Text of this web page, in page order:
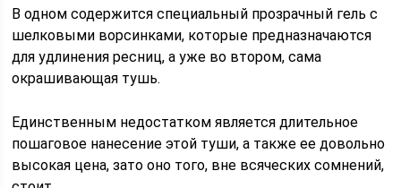
В одном содержится специальный прозрачный гель с
шелковыми ворсинками, которые предназначаются
для удлинения ресниц, а уже во втором, сама
окрашивающая тушь.
Единственным недостатком является длительное
пошаговое нанесение этой туши, а также ее довольно
высокая цена, зато оно того, вне всяческих сомнений,